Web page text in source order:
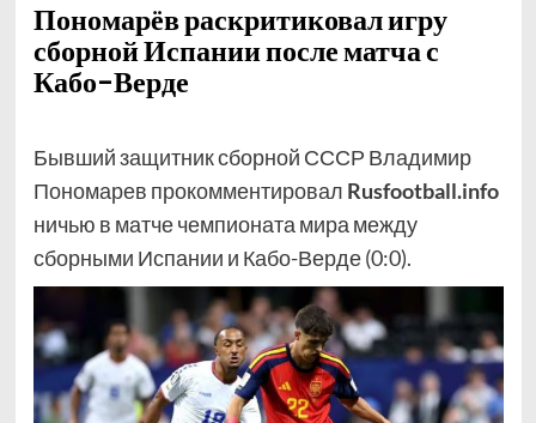
Пономарёв раскритиковал игру
сборной Испании после матча с
Кабо-Верде
Бывший защитник сборной СССР Владимир
Пономарев прокомментировал Rusfootball.info
ничью в матче чемпионата мира между
сборными Испании и Кабо-Верде (0:0).